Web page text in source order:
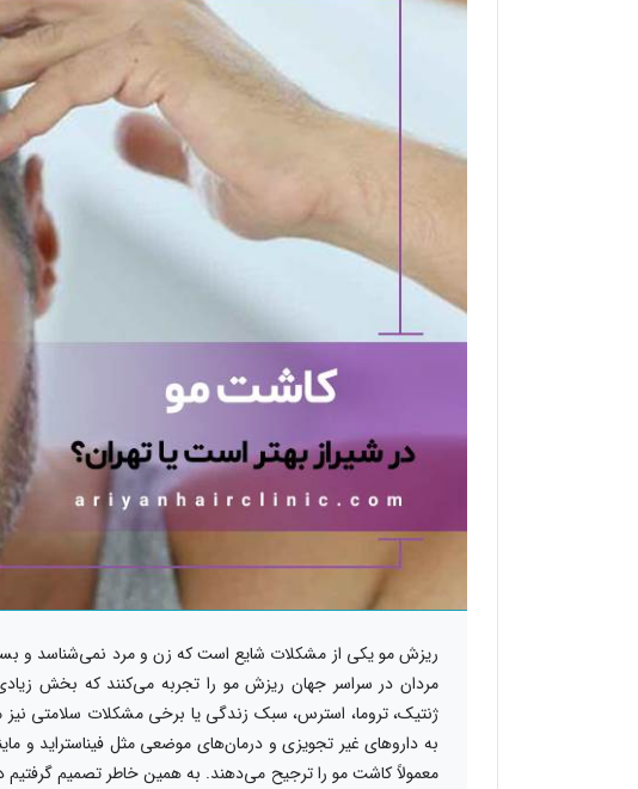
مردان در سراسر جهان ریزش مو را تجربه می‌کنند که بخش
ژنتیک، تروما، استرس، سبک زندگی یا برخی مشکلات سلامتی
به داروهای غیر تجویزی و درمان‌های موضعی مثل فیناستراید و
معمولاً کاشت مو را ترجیح می‌دهند. به همین خاطر تصمیم گرفتیم